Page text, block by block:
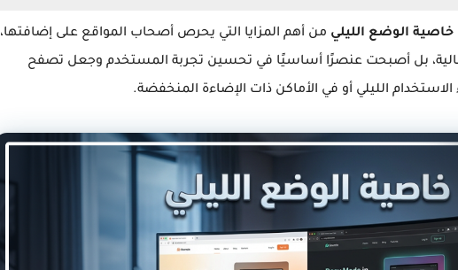
خاصية الوضع الليلي من أهم المزايا التي يحرص أصحاب المواقع على إضافتها،
بل أصبحت عنصرًا أساسيًا في تحسين تجربة المستخدم وجعل تصفح
الاستخدام الليلي أو في الأماكن ذات الإضاءة المنخفضة.